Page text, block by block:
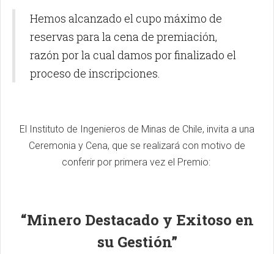
Hemos alcanzado el cupo máximo de
reservas para la cena de premiación,
razón por la cual damos por finalizado el
proceso de inscripciones.
El Instituto de Ingenieros de Minas de Chile, invita a una
Ceremonia y Cena, que se realizará con motivo de
conferir por primera vez el Premio:
“Minero Destacado y Exitoso en
su Gestión”